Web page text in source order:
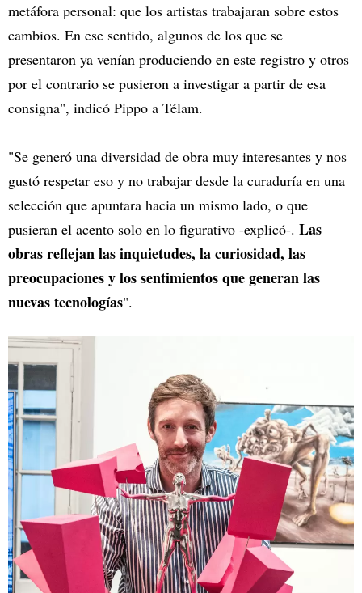
metáfora personal: que los artistas trabajaran sobre estos
cambios. En ese sentido, algunos de los que se
presentaron ya venían produciendo en este registro y otros
por el contrario se pusieron a investigar a partir de esa
consigna", indicó Pippo a Télam.
"Se generó una diversidad de obra muy interesantes y nos
gustó respetar eso y no trabajar desde la curaduría en una
selección que apuntara hacia un mismo lado, o que
pusieran el acento solo en lo figurativo -explicó-. Las
obras reflejan las inquietudes, la curiosidad, las
preocupaciones y los sentimientos que generan las
nuevas tecnologías".